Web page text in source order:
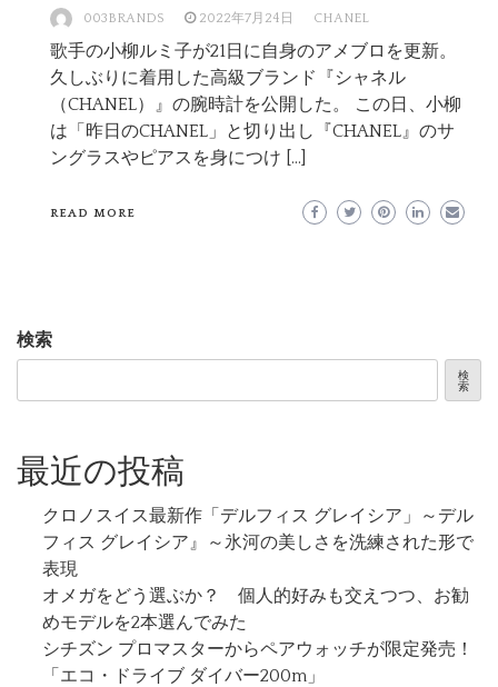
003BRANDS 2022年7月24日 CHANEL
歌手の小柳ルミ子が21日に自身のアメブロを更新。
久しぶりに着用した高級ブランド『シャネル
（CHANEL）』の腕時計を公開した。 この日、小柳
は「昨日のCHANEL」と切り出し『CHANEL』のサ
ングラスやピアスを身につけ […]
READ MORE
検索
検
索
最近の投稿
クロノスイス最新作「デルフィス グレイシア」～デル
フィス グレイシア』～氷河の美しさを洗練された形で
表現
オメガをどう選ぶか？ 個人的好みも交えつつ、お勧
めモデルを2本選んでみた
シチズン プロマスターからペアウォッチが限定発売！
「エコ・ドライブ ダイバー200m」